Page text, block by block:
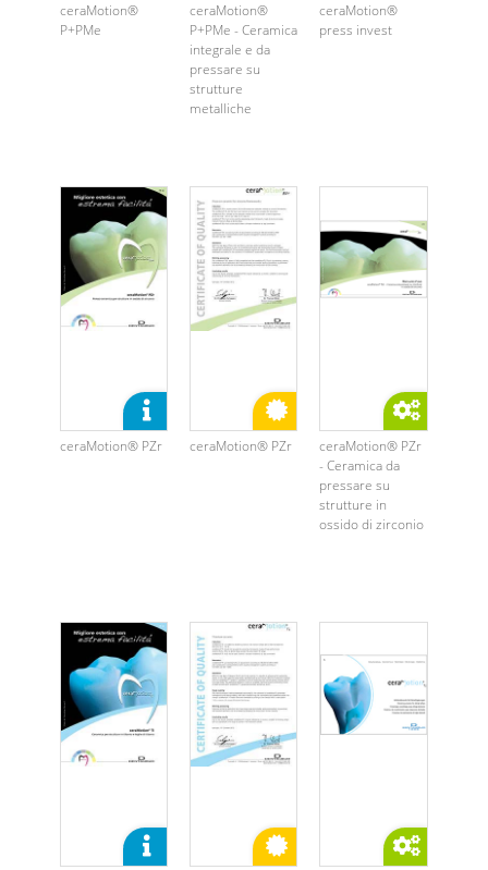
ceraMotion®
P+PMe
ceraMotion®
P+PMe - Ceramica
integrale e da
pressare su
strutture
metalliche
ceraMotion®
press invest
ceraMotion® PZr ceraMotion® PZr
ceraMotion® PZr
- Ceramica da
pressare su
strutture in
ossido di zirconio